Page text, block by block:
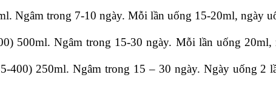
Ngâm trong 7-10 ngày. Mỗi lần uống 15-20ml, ngày
500ml. Ngâm trong 15-30 ngày. Mỗi lần uống
400) 250ml. Ngâm trong 15 – 30 ngày. Ngày uống 2